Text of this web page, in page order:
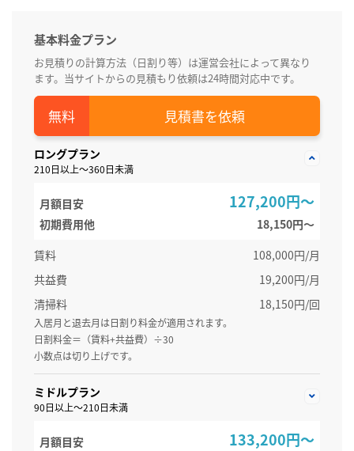
基本料金プラン
お見積りの計算方法（日割り等）は運営会社によって異なり
ます。当サイトからの見積もり依頼は24時間対応中です。
見積書を依頼
ロングプラン
210日以上～360日未満
月額目安 127,200円～
初期費用他
18,150円〜
賃料
108,000円/月
共益費
19,200円/月
清掃料
18,150円/回
入居月と退去月は日割り料金が適用されます。
日割料金＝（賃料+共益費）÷30
小数点は切り上げです。
ミドルプラン
90日以上～210日未満
月額目安 133,200円～